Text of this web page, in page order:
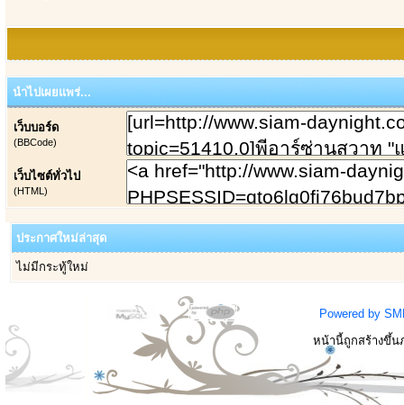
นำไปเผยแพร่...
เว็บบอร์ด
(BBCode)
เว็บไซต์ทั่วไป
(HTML)
ประกาศใหม่ล่าสุด
ไม่มีกระทู้ใหม่
Powered by
หน้านี้ถูกสร้างขึ้น